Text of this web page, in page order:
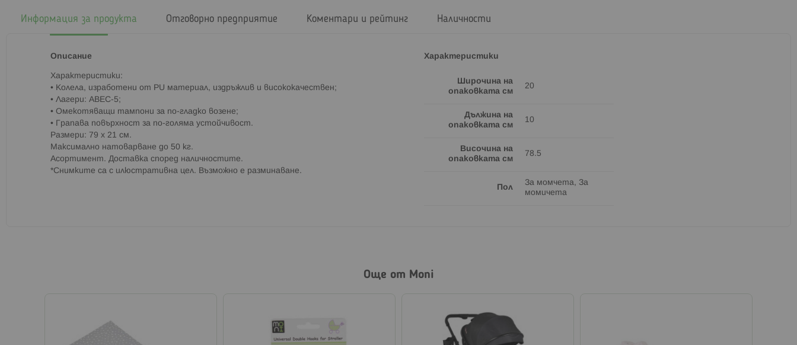
Информация за продукта
Описание
Характеристики:
• Колела, изработени от PU материал, издръжлив и висококачествен;
• Лагери: ABEC-5;
• Омекотяващи тампони за по-гладко возене;
• Грапава повърхност за по-голяма устойчивост.
Размери: 79 х 21 см.
Максимално натоварване до 50 кг.
Асортимент. Доставка според наличностите.
*Снимките са с илюстративна цел. Възможно е разминаване.
Характеристики
Широчина на
опаковката см
20
Дължина на
опаковката см
10
Височина на
опаковката см
78.5
Пол
За момчета, За
момичета
Отговорно предприятие Коментари и рейтинг Наличности
Още от Moni